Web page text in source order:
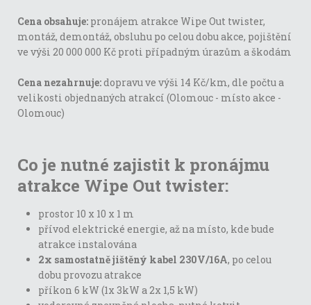
Cena obsahuje: pronájem atrakce Wipe Out twister,
montáž, demontáž, obsluhu po celou dobu akce, pojištění
ve výši 20 000 000 Kč proti případným úrazům a škodám
Cena nezahrnuje:dopravu ve výši 14 Kč/km, dle počtu a
velikosti objednaných atrakcí (Olomouc - místo akce -
Olomouc)
Co je nutné zajistit k pronájmu
atrakce Wipe Out twister:
prostor 10 x 10 x 1 m
přívod elektrické energie, až na místo, kde bude
atrakce instalována
2x samostatně jištěný kabel 230V/16A, po celou
dobu provozu atrakce
příkon 6 kW (1x 3kW a 2x 1,5 kW)